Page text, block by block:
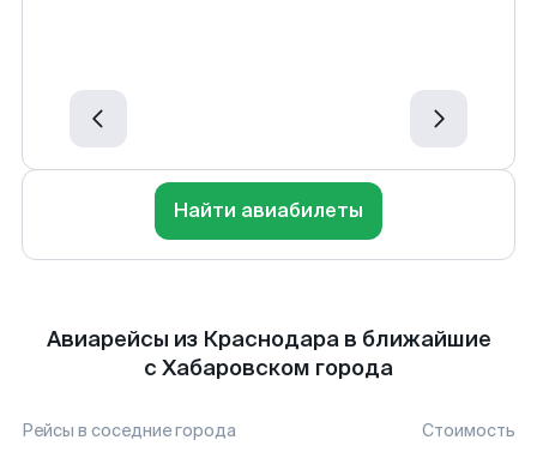
Найти авиабилеты
Авиарейсы из Краснодара в ближайшие
с Хабаровском города
Рейсы в соседние города Стоимость